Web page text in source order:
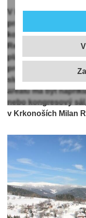
V krkonošském
práce na výstavbě
komplex s
Resort staví
plánu má do čtyř let
projekt vítá, slibuje
služeb pro turisty,
areálu má být
nebo kongresový
v Krkonoších Milan